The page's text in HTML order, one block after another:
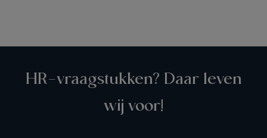
HR-vraagstukken? Daar leven
wij voor!